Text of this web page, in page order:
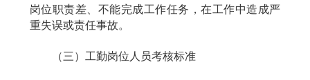
岗位职责差、不能完成工作任务，在工作中造成严
重失误或责任事故。
（三）工勤岗位人员考核标准